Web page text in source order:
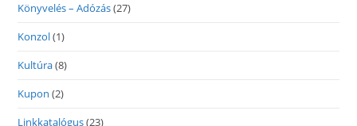
Könyvelés – Adózás(27)
Konzol(1)
Kultúra(8)
Kupon (2)
Linkkatalógus(23)